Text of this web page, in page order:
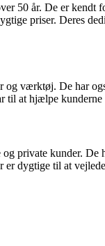
50 år. De er
priser. Deres
værktøj. De har
at hjælpe
private kunder.
dygtige til at